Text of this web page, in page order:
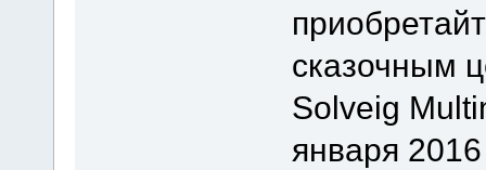
сказочным
Solveig
января